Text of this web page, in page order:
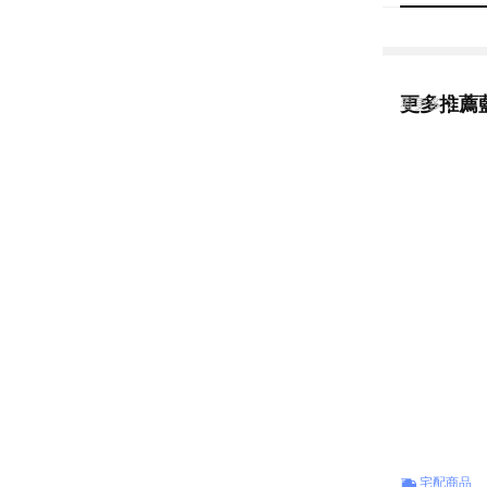
更多推薦
看更多
宅配商品